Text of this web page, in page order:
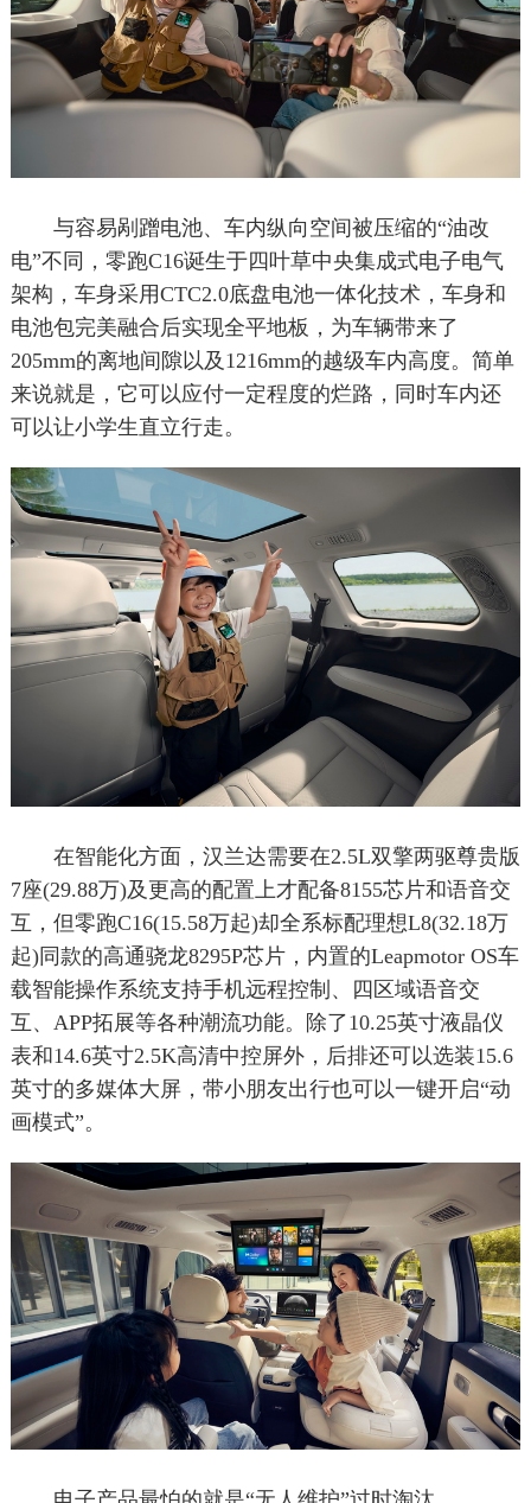
与容易剐蹭电池、车内纵向空间被压缩的“油改
电”不同，零跑C16诞生于四叶草中央集成式电子电气
架构，车身采用CTC2.0底盘电池一体化技术，车身和
电池包完美融合后实现全平地板，为车辆带来了
205mm的离地间隙以及1216mm的越级车内高度。简单
来说就是，它可以应付一定程度的烂路，同时车内还
可以让小学生直立行走。
在智能化方面，汉兰达需要在2.5L双擎两驱尊贵版
7座(29.88万)及更高的配置上才配备8155芯片和语音交
互，但零跑C16(15.58万起)却全系标配理想L8(32.18万
起)同款的高通骁龙8295P芯片，内置的Leapmotor OS车
载智能操作系统支持手机远程控制、四区域语音交
互、APP拓展等各种潮流功能。除了10.25英寸液晶仪
表和14.6英寸2.5K高清中控屏外，后排还可以选装15.6
英寸的多媒体大屏，带小朋友出行也可以一键开启“动
画模式”。